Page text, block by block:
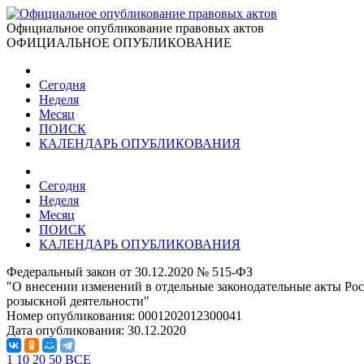
Официальное опубликование правовых актов
ОФИЦИАЛЬНОЕ ОПУБЛИКОВАНИЕ
Сегодня
Неделя
Месяц
ПОИСК
КАЛЕНДАРЬ ОПУБЛИКОВАНИЯ
Сегодня
Неделя
Месяц
ПОИСК
КАЛЕНДАРЬ ОПУБЛИКОВАНИЯ
Федеральный закон от 30.12.2020 № 515-ФЗ
"О внесении изменений в отдельные законодательные акты
розыскной деятельности"
Номер опубликования: 0001202012300041
Дата опубликования: 30.12.2020
1 10 20 50 ВСЕ